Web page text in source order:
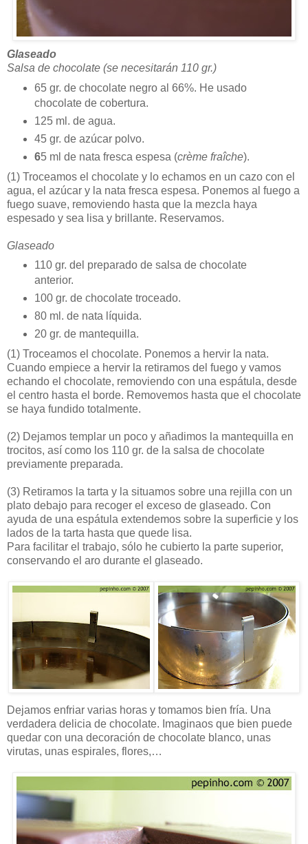
Glaseado
Salsa de chocolate (se necesitarán 110 gr.)
65 gr. de chocolate negro al 66%. He usado
chocolate de cobertura.
125 ml. de agua.
45 gr. de azúcar polvo.
65 ml de nata fresca espesa (crème fraîche).
(1) Troceamos el chocolate y lo echamos en un cazo con el
agua, el azúcar y la nata fresca espesa. Ponemos al fuego a
fuego suave, removiendo hasta que la mezcla haya
espesado y sea lisa y brillante. Reservamos.
Glaseado
110 gr. del preparado de salsa de chocolate
anterior.
100 gr. de chocolate troceado.
80 ml. de nata líquida.
20 gr. de mantequilla.
(1) Troceamos el chocolate. Ponemos a hervir la nata.
Cuando empiece a hervir la retiramos del fuego y vamos
echando el chocolate, removiendo con una espátula, desde
el centro hasta el borde. Removemos hasta que el chocolate
se haya fundido totalmente.
(2) Dejamos templar un poco y añadimos la mantequilla en
trocitos, así como los 110 gr. de la salsa de chocolate
previamente preparada.
(3) Retiramos la tarta y la situamos sobre una rejilla con un
plato debajo para recoger el exceso de glaseado. Con
ayuda de una espátula extendemos sobre la superficie y los
lados de la tarta hasta que quede lisa.
Para facilitar el trabajo, sólo he cubierto la parte superior,
conservando el aro durante el glaseado.
Dejamos enfriar varias horas y tomamos bien fría. Una
verdadera delicia de chocolate. Imaginaos que bien puede
quedar con una decoración de chocolate blanco, unas
virutas, unas espirales, flores,…